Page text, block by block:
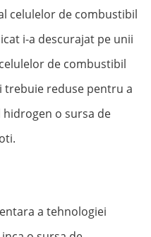
celulelor de combustibil
i-a descurajat pe unii
de combustibil
trebuie reduse pentru a
o sursa de
a tehnologiei